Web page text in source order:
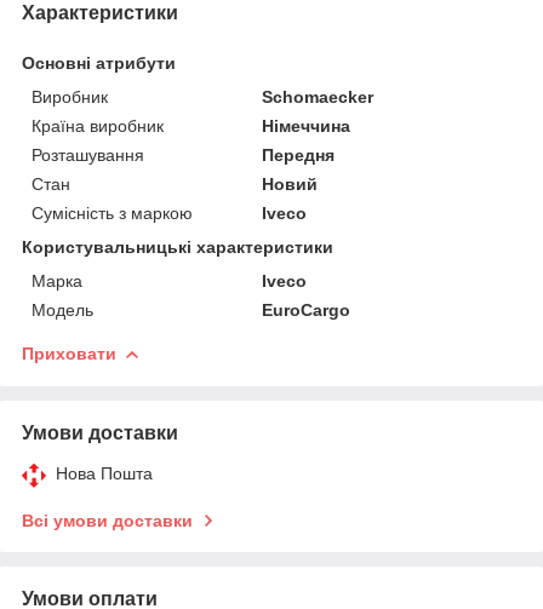
Характеристики
Основні атрибути
Виробник
Schomaecker
Країна виробник
Німеччина
Розташування
Передня
Стан
Новий
Сумісність з маркою
Iveco
Користувальницькі характеристики
Марка
Iveco
Мoдель
EuroCargo
Приховати
Умови доставки
Нова Пошта
Всі умови доставки
Умови оплати